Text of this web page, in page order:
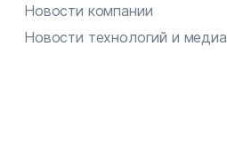
Новости компании
Новости технологий и медиа